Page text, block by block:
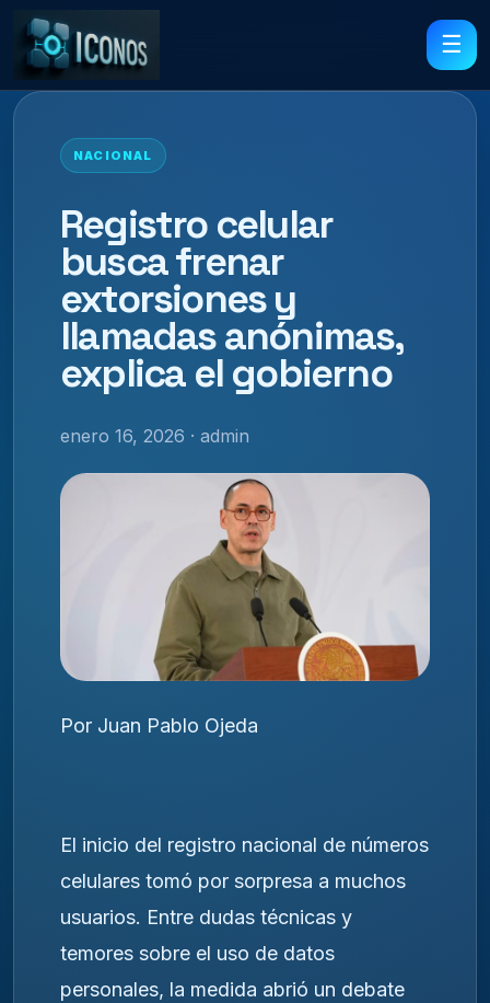
☰
NACIONAL
Registro celular
busca frenar
extorsiones y
llamadas anónimas,
explica el gobierno
enero 16, 2026 · admin
Por Juan Pablo Ojeda
El inicio del registro nacional de números
celulares tomó por sorpresa a muchos
usuarios. Entre dudas técnicas y
temores sobre el uso de datos
personales, la medida abrió un debate